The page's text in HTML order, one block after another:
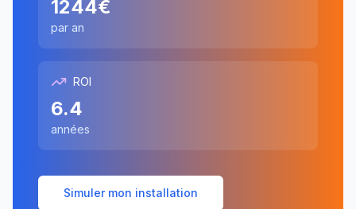
1244€
par an
ROI
6.4
années
Simuler mon installation